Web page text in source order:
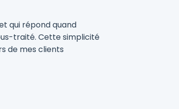
qui répond quand
traité. Cette simplicité
de mes clients